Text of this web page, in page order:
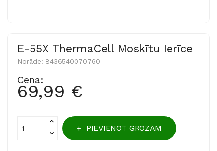
E-55X ThermaCell Moskītu Ierīce
Norāde: 8436540070760
Cena:
69,99 €
PIEVIENOT GROZAM